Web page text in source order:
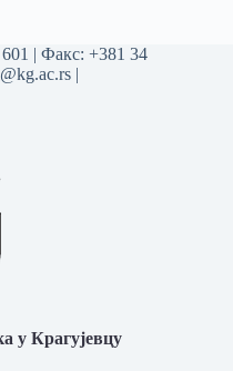
| Факс: +381 34
|
у Крагујевцу